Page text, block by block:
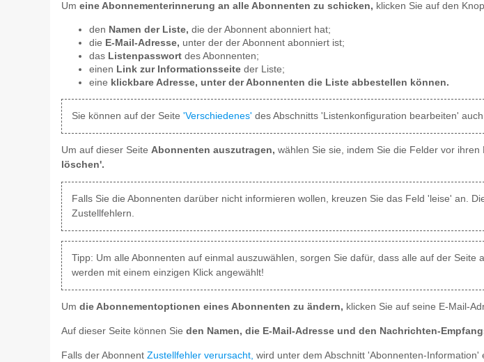
Um eine Abonnementerinnerung an alle Abonnenten zu schicken, klicken Sie auf den
den Namen der Liste, die der Abonnent abonniert hat;
die E-Mail-Adresse, unter der der Abonnent abonniert ist;
das Listenpasswort des Abonnenten;
einen Link zur Informationsseite der Liste;
eine klickbare Adresse, unter der Abonnenten die Liste abbestellen können.
Sie können auf der Seite 'Verschiedenes' des Abschnitts 'Listenkonfiguration bearbeiten'
Um auf dieser Seite Abonnenten auszutragen, wählen Sie sie, indem Sie die Felder vor
löschen'.
Falls Sie die Abonnenten darüber nicht informieren wollen, kreuzen Sie das Feld 'leise' an.
Zustellfehlern.
Tipp: Um alle Abonnenten auf einmal auszuwählen, sorgen Sie dafür, dass alle auf der
werden mit einem einzigen Klick angewählt!
Um die Abonnementoptionen eines Abonnenten zu ändern, klicken Sie auf seine E-Mail-
Auf dieser Seite können Sie den Namen, die E-Mail-Adresse und den Nachrichten-
Falls der Abonnent Zustellfehler verursacht, wird unter dem Abschnitt 'Abonnenten-